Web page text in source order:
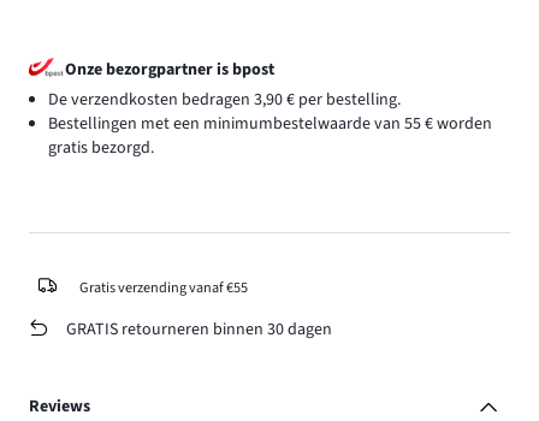
Onze bezorgpartner is bpost
De verzendkosten bedragen 3,90 € per bestelling.
Bestellingen met een minimumbestelwaarde van 55 € worden
gratis bezorgd.
Gratis verzending vanaf €55
GRATIS retourneren binnen 30 dagen
Reviews